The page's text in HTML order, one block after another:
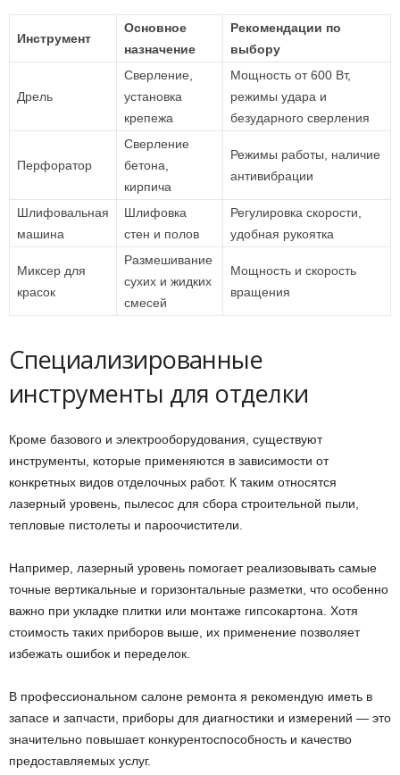
Инструмент
Основное
назначение
Рекомендации по
выбору
Дрель
Сверление,
установка
крепежа
Мощность от 600 Вт,
режимы удара и
безударного сверления
Перфоратор
Сверление
бетона,
кирпича
Режимы работы, наличие
антивибрации
Шлифовальная
машина
Шлифовка
стен и полов
Регулировка скорости,
удобная рукоятка
Миксер для
красок
Размешивание
сухих и жидких
смесей
Мощность и скорость
вращения
Специализированные
инструменты для отделки
Кроме базового и электрооборудования, существуют
инструменты, которые применяются в зависимости от
конкретных видов отделочных работ. К таким относятся
лазерный уровень, пылесос для сбора строительной пыли,
тепловые пистолеты и пароочистители.
Например, лазерный уровень помогает реализовывать самые
точные вертикальные и горизонтальные разметки, что особенно
важно при укладке плитки или монтаже гипсокартона. Хотя
стоимость таких приборов выше, их применение позволяет
избежать ошибок и переделок.
В профессиональном салоне ремонта я рекомендую иметь в
запасе и запчасти, приборы для диагностики и измерений — это
значительно повышает конкурентоспособность и качество
предоставляемых услуг.